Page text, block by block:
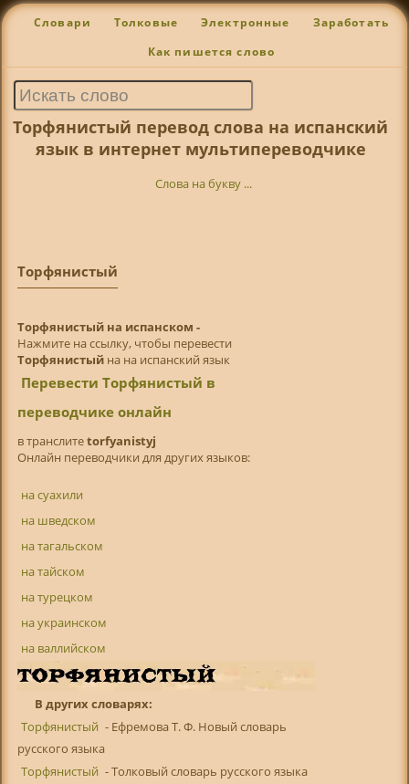
Словари Толковые Электронные Заработать
Как пишется слово
Торфянистый перевод слова на испанский
язык в интернет мультипереводчике
Слова на букву ...
Торфянистый
Торфянистый на испанском -
Нажмите на ссылку, чтобы перевести
Торфянистыйна на испанский язык
Перевести Торфянистый в
переводчике онлайн
в транслитetorfyanistyj
Онлайн переводчики для других языков:
на суахили
на шведском
на тагальском
на тайском
на турецком
на украинском
на валлийском
В других словарях:
Торфянистый - Ефремова Т. Ф. Новый словарь
русского языка
Торфянистый - Толковый словарь русского языка